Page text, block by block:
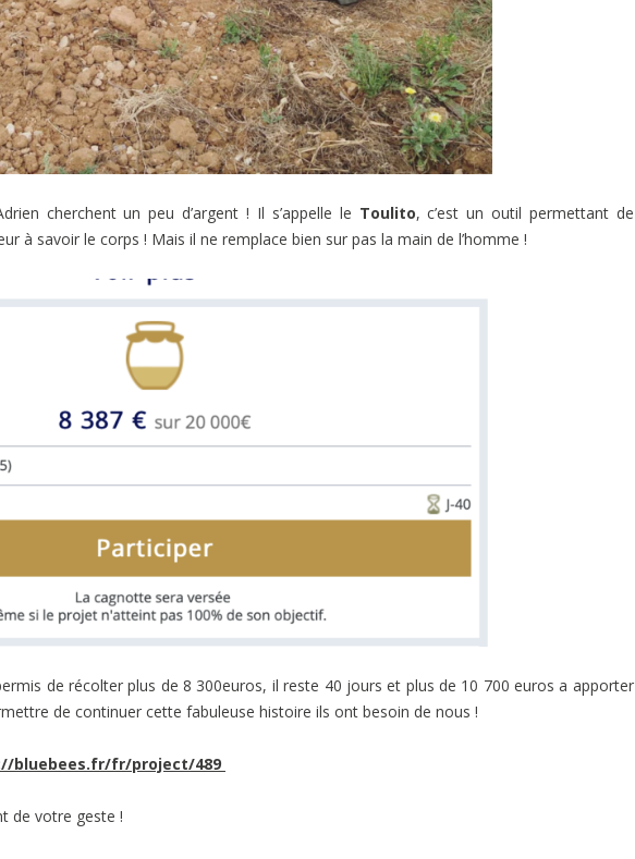
cherchent un peu d’argent ! Il s’appelle le Toulito, c’est un outil permettant de
à savoir le corps ! Mais il ne remplace bien sur pas la main de l’homme !
de récolter plus de 8 300euros, il reste 40 jours et plus de 10 700 euros a apporter
de continuer cette fabuleuse histoire ils ont besoin de nous !
bluebees.fr/fr/project/489
de votre geste !